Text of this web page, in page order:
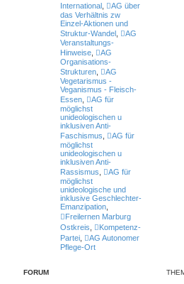
International
AG über
das Verhältnis zw
Einzel-Aktionen und
Struktur-Wandel
AG
Veranstaltungs-
Hinweise
AG
Organisations-
Strukturen
AG
Vegetarismus -
Veganismus - Fleisch-
Essen
AG für
möglichst
unideologischen u
inklusiven Anti-
Faschismus
AG für
möglichst
unideologischen u
inklusiven Anti-
Rassismus
AG für
möglichst
unideologische und
inklusive Geschlechter-
Emanzipation
Freilernen Marburg
Ostkreis
Kompetenz-
Partei
AG Autonomer
Pflege-Ort
FORUM